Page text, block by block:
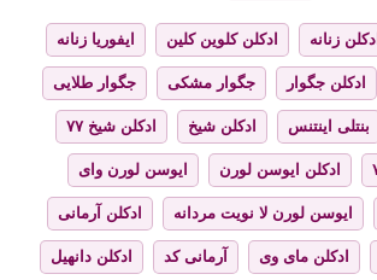
ادکلن زنانه ادکلن کلوین کلین ایفوریا زنانه
ادکلن جگوار جگوار مشکی جگوار طلایی
بنتلی اینتنس ادکلن شیخ ادکلن شیخ ۷۷
ادکلن ایوسن لورن ایوسن لورن وای
ایوسن لورن لا نویت مردانه ادکلن آرمانی
ادکلن مای وی آرمانی کد ادکلن دانهیل